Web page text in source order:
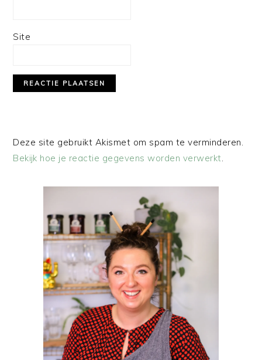
Site
Deze site gebruikt Akismet om spam te verminderen.
Bekijk hoe je reactie gegevens worden verwerkt.